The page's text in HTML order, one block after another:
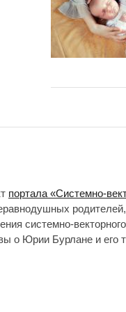
портала «Системно-
системно-
о Юрии Бурлане и его